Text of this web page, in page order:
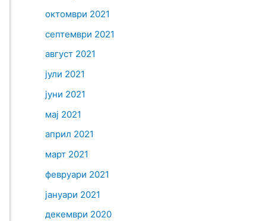
октомври 2021
септември 2021
август 2021
јули 2021
јуни 2021
мај 2021
април 2021
март 2021
февруари 2021
јануари 2021
декември 2020